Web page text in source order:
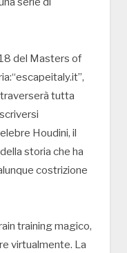
del Masters of
tutta
Houdini, il
storia che ha
costrizione
training magico,
virtualmente. La